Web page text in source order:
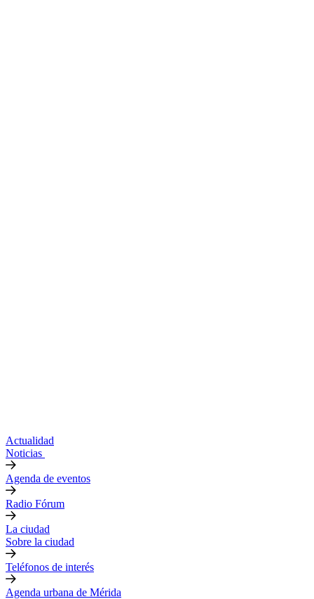
Actualidad
Noticias
Agenda de eventos
Radio Fórum
La ciudad
Sobre la ciudad
Teléfonos de interés
Agenda urbana de Mérida